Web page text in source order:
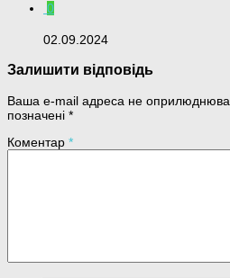
0
02.09.2024
Залишити відповідь
Ваша e-mail адреса не
позначені *
Коментар *